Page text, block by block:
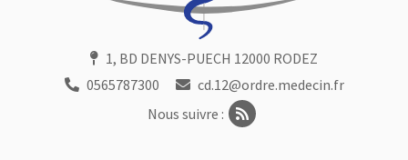
1, BD DENYS-PUECH 12000 RODEZ
0565787300
cd.12@ordre.medecin.fr
Nous suivre :